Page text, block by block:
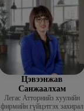
Цэвээнжав
Санжаалхам
Легас Атторнийз хуулийн
фирмийн гүйцэтгэх захирал